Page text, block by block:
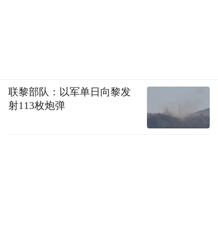
联黎部队：以军单日向黎发
射113枚炮弹